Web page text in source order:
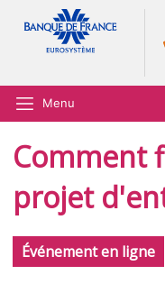
Aller au contenu principal
Menu
Comment
projet
Événement en ligne